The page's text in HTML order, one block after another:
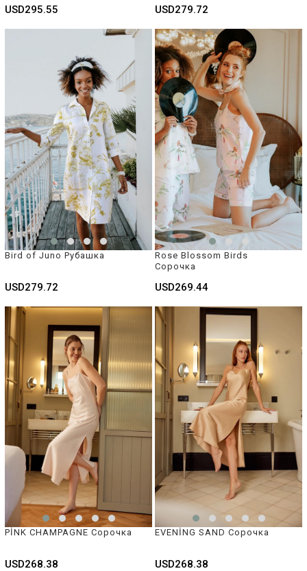
USD295.55 USD279.72
Bird of Juno Рубашка
USD279.72
Rose Blossom Birds
Сорочка
USD269.44
PİNK CHAMPAGNE Сорочка
USD268.38
EVENİNG SAND Сорочка
USD268.38